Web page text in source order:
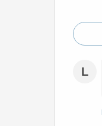
L